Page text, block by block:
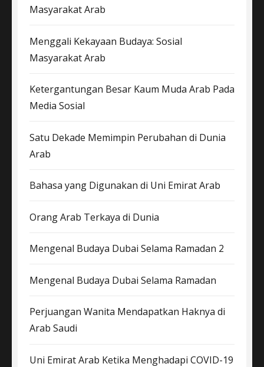
Masyarakat Arab
Menggali Kekayaan Budaya: Sosial
Masyarakat Arab
Ketergantungan Besar Kaum Muda Arab Pada
Media Sosial
Satu Dekade Memimpin Perubahan di Dunia
Arab
Bahasa yang Digunakan di Uni Emirat Arab
Orang Arab Terkaya di Dunia
Mengenal Budaya Dubai Selama Ramadan 2
Mengenal Budaya Dubai Selama Ramadan
Perjuangan Wanita Mendapatkan Haknya di
Arab Saudi
Uni Emirat Arab Ketika Menghadapi COVID-19